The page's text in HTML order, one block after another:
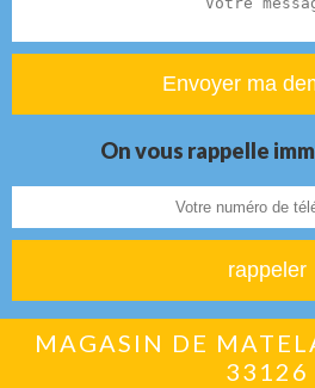
On vous rappelle
MAGASIN DE
33126